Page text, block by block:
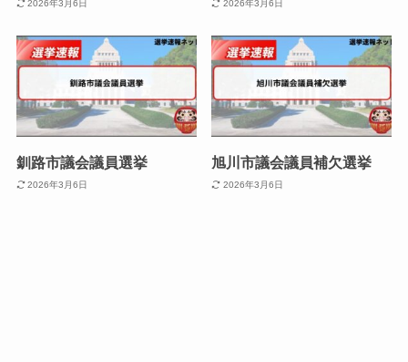
2026年3月6日 2026年3月6日
釧路市議会議員選挙
2026年3月6日
旭川市議会議員補欠選挙
2026年3月6日